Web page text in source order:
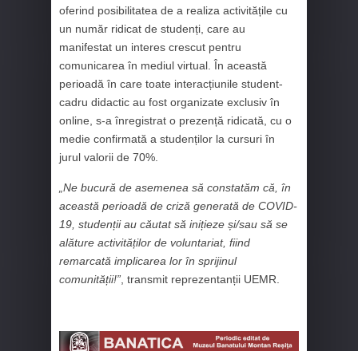
oferind posibilitatea de a realiza activitățile cu
un număr ridicat de studenți, care au
manifestat un interes crescut pentru
comunicarea în mediul virtual. În această
perioadă în care toate interacțiunile student-
cadru didactic au fost organizate exclusiv în
online, s-a înregistrat o prezență ridicată, cu o
medie confirmată a studenților la cursuri în
jurul valorii de 70%.
„Ne bucură de asemenea să constatăm că, în
această perioadă de criză generată de COVID-
19, studenții au căutat să inițieze și/sau să se
alăture activităților de voluntariat, fiind
remarcată implicarea lor în sprijinul
comunității!”, transmit reprezentanții UEMR.